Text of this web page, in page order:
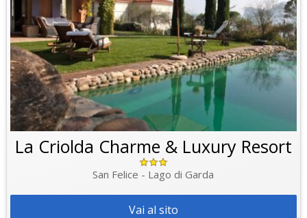
La Criolda Charme & Luxury Resort
San Felice - Lago di Garda
Vai al sito